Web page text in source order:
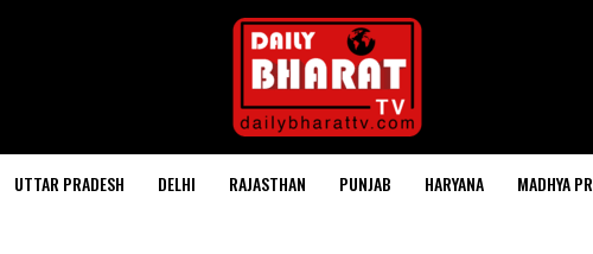
UTTAR PRADESH DELHI RAJASTHAN PUNJAB HARYANA MADHYA